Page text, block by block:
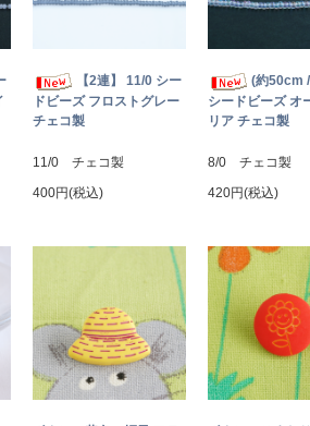
【2連】 11/0 シー
ドビーズ フロストグレー
チェコ製
11/0 チェコ製
400円(税込)
(約50cm
シードビーズ オ
リア チェコ製
8/0 チェコ製
420円(税込)